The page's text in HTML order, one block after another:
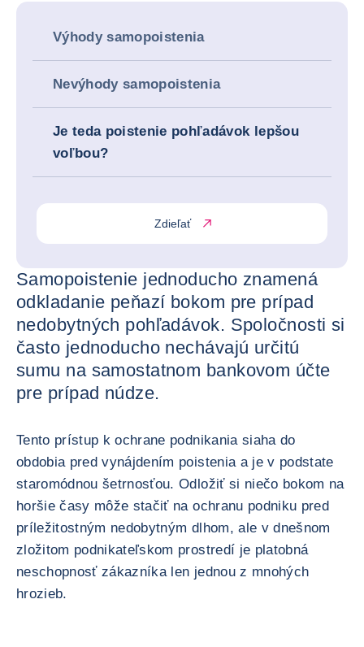
Výhody samopoistenia
Nevýhody samopoistenia
Je teda poistenie pohľadávok lepšou
voľbou?
Zdieľať
Samopoistenie jednoducho znamená
odkladanie peňazí bokom pre prípad
nedobytných pohľadávok. Spoločnosti si
často jednoducho nechávajú určitú
sumu na samostatnom bankovom účte
pre prípad núdze.
Tento prístup k ochrane podnikania siaha do
obdobia pred vynájdením poistenia a je v podstate
staromódnou šetrnosťou. Odložiť si niečo bokom na
horšie časy môže stačiť na ochranu podniku pred
príležitostným nedobytným dlhom, ale v dnešnom
zložitom podnikateľskom prostredí je platobná
neschopnosť zákazníka len jednou z mnohých
hrozieb.